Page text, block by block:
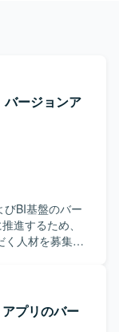
バージョンア
びBI基盤のバー
進するため、
く人材を募集し
ェクト全体の
だきます。ま
（OAC）へ
プリのバー